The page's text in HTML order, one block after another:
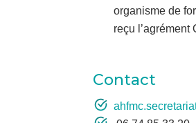
organisme de
reçu
Contact